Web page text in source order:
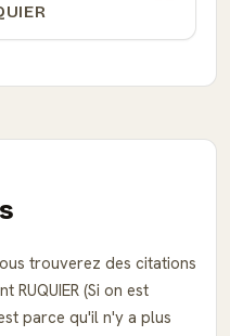
trouverez des citations
RUQUIER (Si on est
parce qu'il n'y a plus